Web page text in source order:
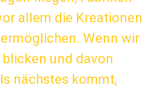
allem die Kreationen
Wenn wir
und davon
nächstes kommt,